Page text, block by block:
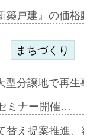
築戸建』の価
まちづくり
型分譲地で再
ミナー開催…
替え提案推進